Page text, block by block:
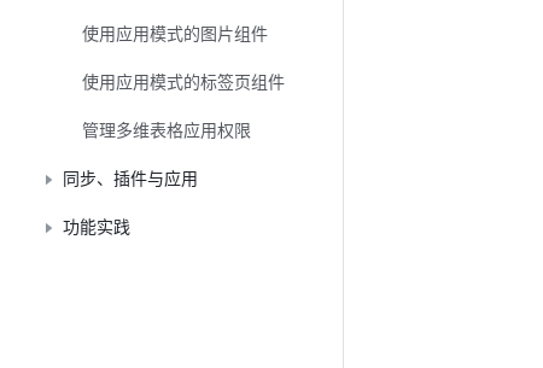
使用应用模式的图片组件
使用应用模式的标签页组件
管理多维表格应用权限
同步、插件与应用
功能实践